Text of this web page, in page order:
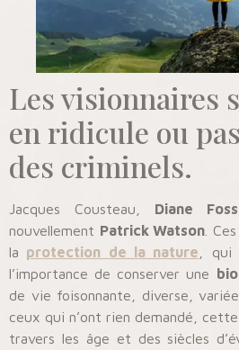
Les visionnaires
en ridicule ou
des criminels.
Jacques Cousteau, Diane
nouvellement Patrick Watson .
la protection de la nature ,
l’importance de conserver une
de vie foisonnante, diverse,
ceux qui n’ont rien demandé,
travers les âge et des siècles